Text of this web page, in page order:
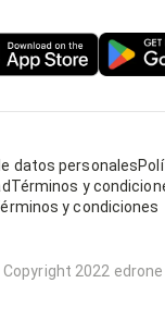
datos personales
Términos y
y condiciones
2022 edrone